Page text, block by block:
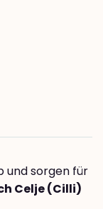
und sorgen für
Celje (Cilli)